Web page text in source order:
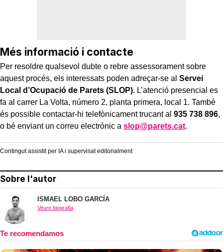
Més informació i contacte
Per resoldre qualsevol dubte o rebre assessorament sobre
aquest procés, els interessats poden adreçar-se al Servei
Local d’Ocupació de Parets (SLOP). L’atenció presencial es
fa al carrer La Volta, número 2, planta primera, local 1. També
és possible contactar-hi telefònicament trucant al 935 738 896,
o bé enviant un correu electrònic a slop@parets.cat.
Contingut assistit per IA i supervisat editorialment
Sobre l'autor
ISMAEL LOBO GARCÍA
Veure biografia